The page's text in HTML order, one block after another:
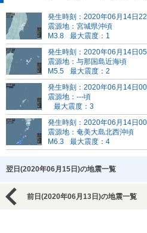
発生時刻：2020年06月14日
震源地：宮城県沖頃
M3.8
最大震度：1
発生時刻：2020年06月14日
震源地：与那国島近海頃
M5.5
最大震度：2
発生時刻：2020年06月14日
震源地：---頃
最大震度：3
発生時刻：2020年06月14日
震源地：奄美大島北西沖頃
M6.3
最大震度：4
翌日(2020年06月15日)の地震一覧
前日(2020年06月13日)の地震一覧